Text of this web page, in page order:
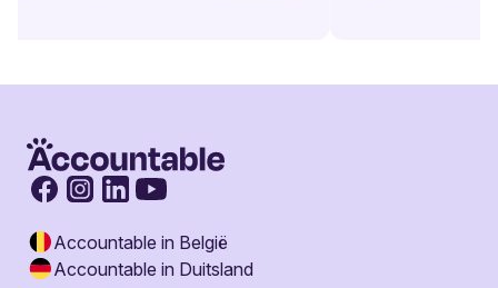
Accountable in België
Accountable in Duitsland